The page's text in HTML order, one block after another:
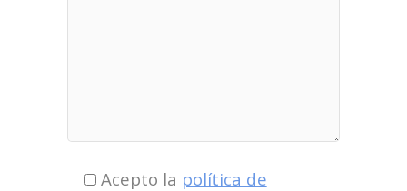
Acepto la política de